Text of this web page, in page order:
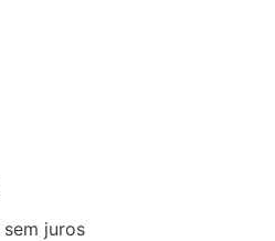
sem juros